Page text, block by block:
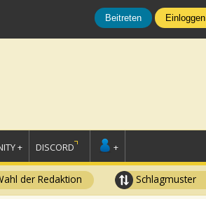
Beitreten Einloggen
+ DISCORD +
der Redaktion Schlagmuster